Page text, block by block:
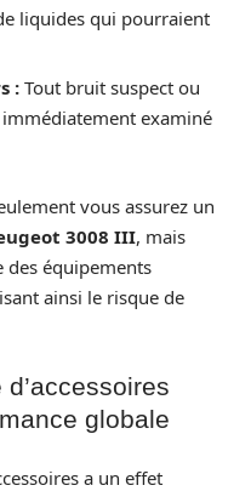
liquides qui pourraient
: Tout bruit suspect ou
examiné
vous assurez un
3008 III, mais
des équipements
ainsi le risque de
d’accessoires
globale
a un effet